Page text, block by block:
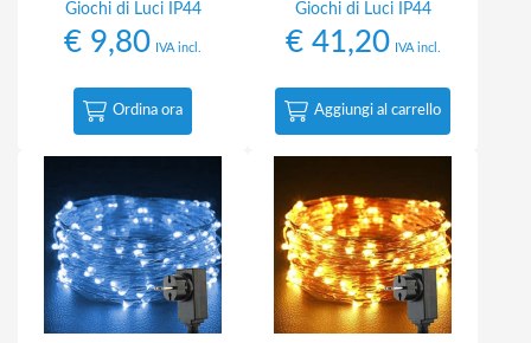
Giochi di Luci IP44
€ 9,80 IVA incl.
Ordina ora
Giochi di Luci IP44
€41,20 IVA incl.
Aggiungi al carrello